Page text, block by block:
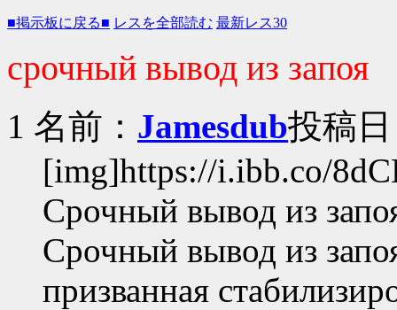
■掲示板に戻る■ レスを全部読む 最新レス30
срочный вывод из запоя
1 名前： Jamesdub投稿
[img]https://i.ibb.co/
Срочный вывод из
Срочный вывод из
призванная